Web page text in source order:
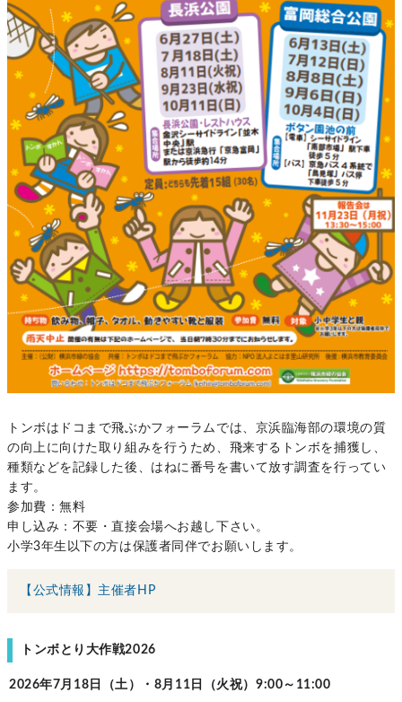
トンボはドコまで飛ぶかフォーラムでは、京浜臨海部の環境の質
の向上に向けた取り組みを行うため、飛来するトンボを捕獲し、
種類などを記録した後、はねに番号を書いて放す調査を行ってい
ます。
参加費：無料
申し込み：不要・直接会場へお越し下さい。
小学3年生以下の方は保護者同伴でお願いします。
【公式情報】主催者HP
トンボとり大作戦2026
2026年7月18日（土）・8月11日（火祝）9:00～11:00